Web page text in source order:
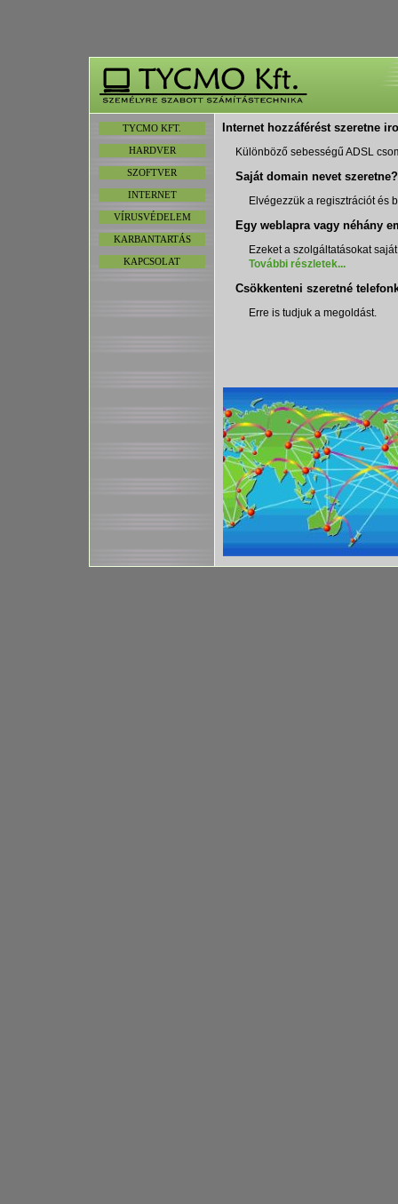
TYCMO KFT.
HARDVER
SZOFTVER
INTERNET
VÍRUSVÉDELEM
KARBANTARTÁS
KAPCSOLAT
Internet hozzáférést szeretne
Különböző sebességű ADSL
Saját domain nevet szeretne?
Elvégezzük a regisztrációt és
Egy weblapra vagy néhány
Ezeket a szolgáltatásokat
További részletek...
Csökkenteni szeretné
Erre is tudjuk a megoldást.